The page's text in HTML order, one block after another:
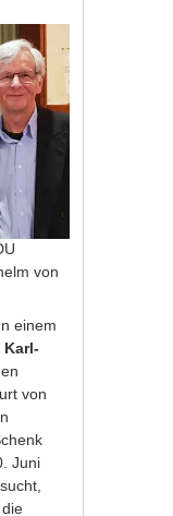
von
einem
Karl-
von
Juni